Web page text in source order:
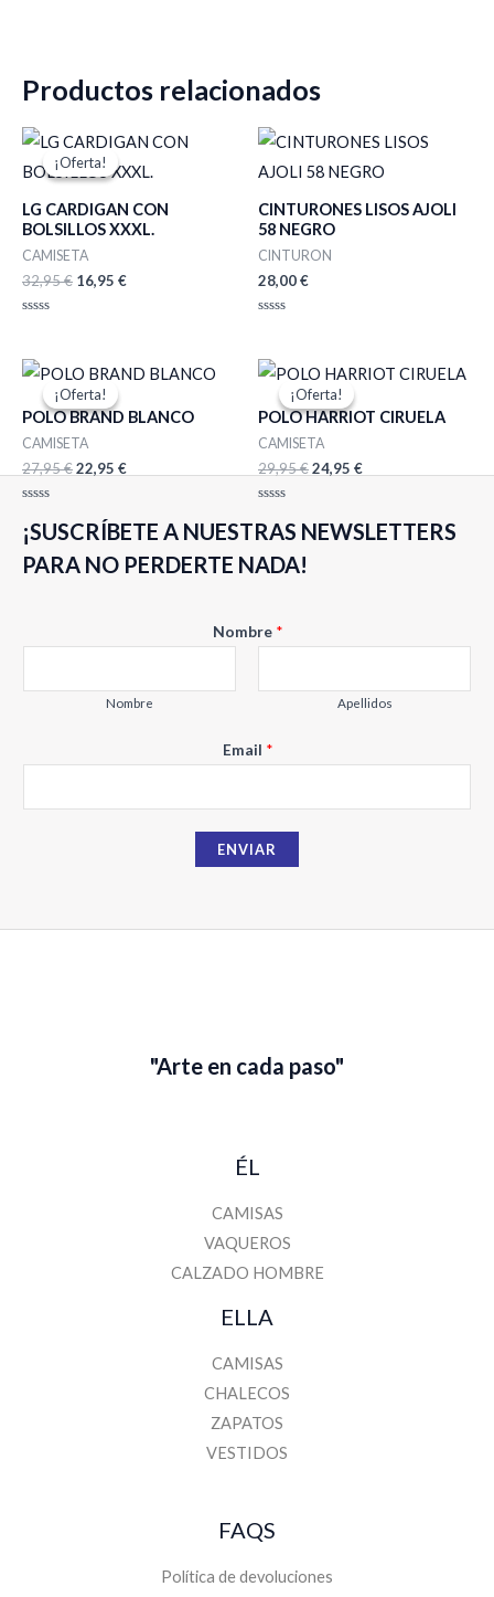
Productos relacionados
¡Oferta!
¡Oferta!
LG CARDIGAN CON
BOLSILLOS XXXL.
CAMISETA
32,95€
El
precio
original
32,95 €.
16,95 €
El
precio
actual
16,95 €.
de
5
CINTURONES LISOS AJOLI
58 NEGRO
CINTURON
28,00€
de
5
¡Oferta!
¡Oferta!
POLO BRAND BLANCO
CAMISETA
27,95€
El
precio
original
era:
27,95 €.
22,95 €
El
precio
es:
con
0
5
¡Oferta!
¡Oferta!
POLO HARRIOT CIRUELA
CAMISETA
29,95€
El
precio
original
era:
29,95 €.
24,95 €
El
precio
es:
con
0
5
¡SUSCRÍBETE A NUESTRAS NEWSLETTERS
PARA NO PERDERTE NADA!
e
m
a
i
Nombre *
Nombre Apellidos
Email *
ENVIAR
"Arte en cada paso"
ÉL
CAMISAS
VAQUEROS
CALZADO HOMBRE
ELLA
CAMISAS
CHALECOS
ZAPATOS
VESTIDOS
FAQS
Política de devoluciones